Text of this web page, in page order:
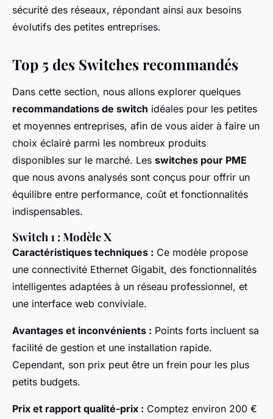
sécurité des réseaux, répondant ainsi aux besoins
évolutifs des petites entreprises.
Top 5 des Switches recommandés
Dans cette section, nous allons explorer quelques
recommandations de switch idéales pour les petites
et moyennes entreprises, afin de vous aider à faire un
choix éclairé parmi les nombreux produits
disponibles sur le marché. Les switches pour PME
que nous avons analysés sont conçus pour offrir un
équilibre entre performance, coût et fonctionnalités
indispensables.
Switch 1 : Modèle X
Caractéristiques techniques : Ce modèle propose
une connectivité Ethernet Gigabit, des fonctionnalités
intelligentes adaptées à un réseau professionnel, et
une interface web conviviale.
Avantages et inconvénients : Points forts incluent sa
facilité de gestion et une installation rapide.
Cependant, son prix peut être un frein pour les plus
petits budgets.
Prix et rapport qualité-prix : Comptez environ 200 €